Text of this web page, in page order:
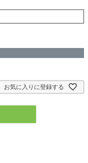
お気に入りに登録する